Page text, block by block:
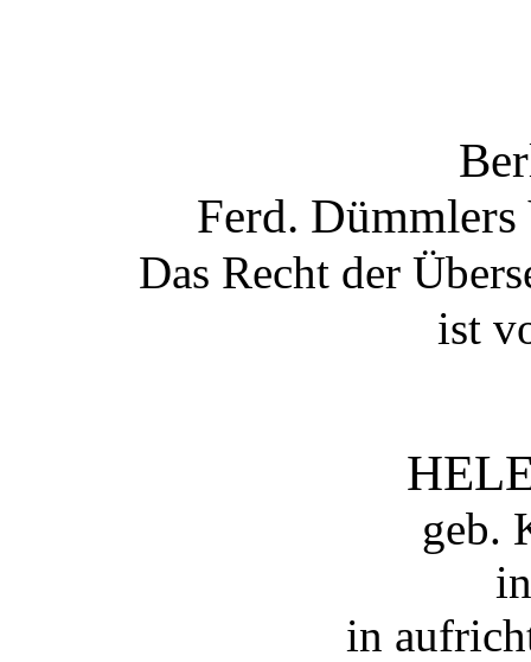
Ferd.
Das Recht der
ist
geb.
in